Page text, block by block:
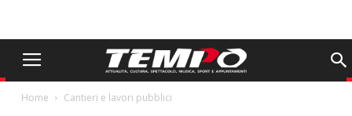
Home Cantieri e lavori pubblici